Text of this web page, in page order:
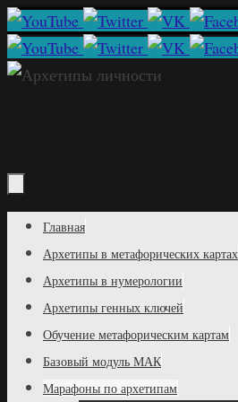
Перейти
к
содержимому
Перейти
содержимому
Главная
Архетипы в метафорических картах
Архетипы в нумерологии
Архетипы генных ключей
Обучение метафорическим картам
Базовый модуль МАК
Марафоны по архетипам